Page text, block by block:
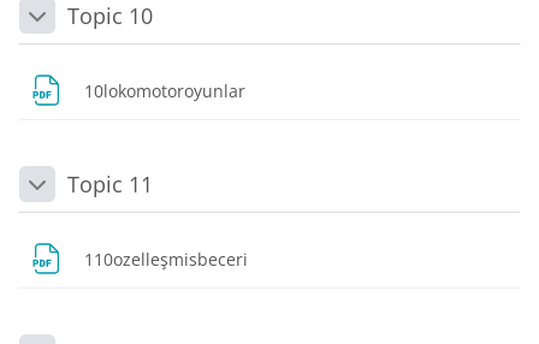
DaraltTopic 10
10lokomotoroyunlar
DaraltTopic 11
110ozelleşmisbeceri